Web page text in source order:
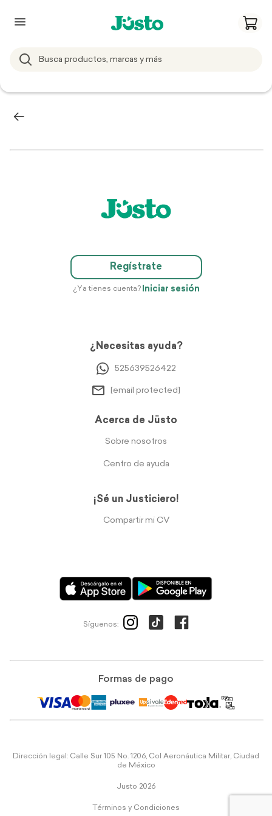
Regístrate
¿Ya tienes cuenta? Iniciar sesión
¿Necesitas ayuda?
525639526422
[email protected]
Acerca de Jüsto
Sobre nosotros
Centro de ayuda
¡Sé un Justiciero!
Compartir mi CV
Síguenos:
Formas de pago
Dirección legal: Calle Sur 105 No. 1206, Col Aeronáutica Militar, Ciudad
de México
Justo 2026
Términos y Condiciones